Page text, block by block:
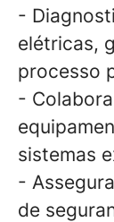
-
elétricas,
processo
-
sistemas
-
de